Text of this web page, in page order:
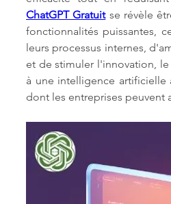
ChatGPT Gratuit se révèle
fonctionnalités puissantes,
leurs processus internes,
et de stimuler l'innovation,
à une intelligence artificielle
dont les entreprises peuvent